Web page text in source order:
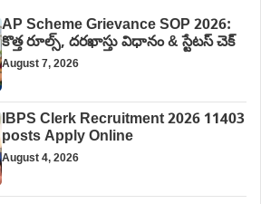
AP Scheme Grievance SOP 2026:
కొత్త రూల్స్, దరఖాస్తు విధానం & స్టేటస్ చెక్
August 7, 2026
IBPS Clerk Recruitment 2026 11403
posts Apply Online
August 4, 2026